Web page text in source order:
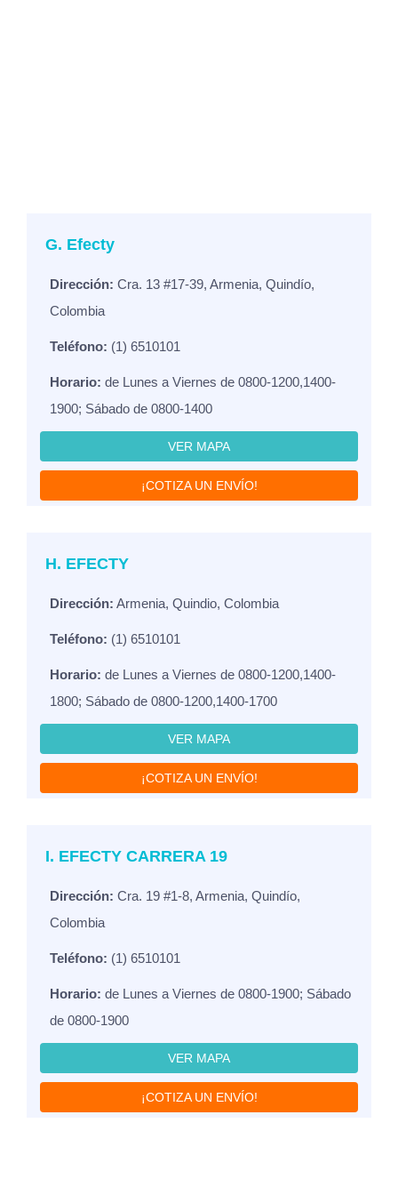
G. Efecty
Dirección: Cra. 13 #17-39, Armenia, Quindío,
Colombia
Teléfono: (1) 6510101
Horario: de Lunes a Viernes de 0800-1200,1400-
1900; Sábado de 0800-1400
VER MAPA
¡COTIZA UN ENVÍO!
H. EFECTY
Dirección: Armenia, Quindio, Colombia
Teléfono: (1) 6510101
Horario: de Lunes a Viernes de 0800-1200,1400-
1800; Sábado de 0800-1200,1400-1700
VER MAPA
¡COTIZA UN ENVÍO!
I. EFECTY CARRERA 19
Dirección: Cra. 19 #1-8, Armenia, Quindío,
Colombia
Teléfono: (1) 6510101
Horario: de Lunes a Viernes de 0800-1900; Sábado
de 0800-1900
VER MAPA
¡COTIZA UN ENVÍO!